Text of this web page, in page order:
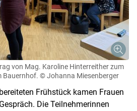
main content
von Mag. Karoline Hinterreither zum
Bauernhof. © Johanna Miesenberger
Frühstück kamen Frauen
Die Teilnehmerinnen